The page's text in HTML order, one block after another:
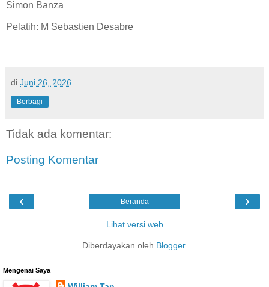
Simon Banza
Pelatih: M Sebastien Desabre
di Juni 26, 2026
Berbagi
Tidak ada komentar:
Posting Komentar
‹ ›
Beranda
Lihat versi web
Diberdayakan oleh Blogger.
Mengenai Saya